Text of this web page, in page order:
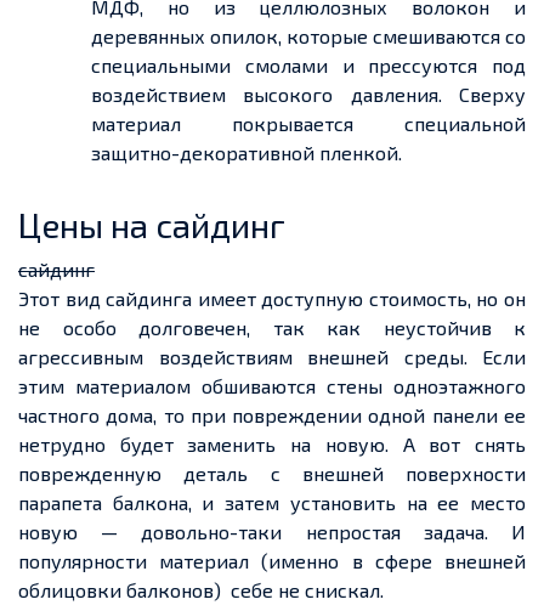
МДФ , но из целлюлозных волокон и
деревянных опилок, которые смешиваются со
специальными смолами и прессуются под
воздействием высокого давления. Сверху
материал покрывается специальной
защитно-декоративной пленкой
Цены на сайдинг
сайдинг
Этот вид сайдинга имеет доступную стоимость, но он
не особо долговечен, так как неустойчив к
агрессивным воздействиям внешней среды. Если
этим материалом обшиваются стены одноэтажного
частного дома, то при повреждении одной панелиее
нетрудно будет заменить на новую. А вот снять
поврежденную деталь с внешней поверхности
парапета балкона, и затем установить наее место
новую — довольно-таки непростая задача. И
популярности материал (именно в сфере внешней
облицовки балконов) себе не снискал.